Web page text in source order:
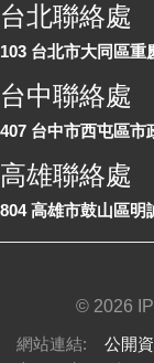
台北聯絡處
103 台北市大同區重
台中聯絡處
407 台中市西屯區市
高雄聯絡處
804 高雄市鼓山區明
© 2026
網站連結: 公開